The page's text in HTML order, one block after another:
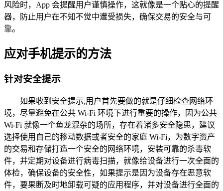
风险时，App 会提醒用户谨慎操作，这就像是一个贴心的提醒
器，防止用户在不知不觉中遭受损失，确保交易的安全与可
靠。
应对手机提示的方法
针对安全提示
如果收到安全提示,用户首先要做的就是仔细检查网络环
境，尽量避免在公共 Wi-Fi 环境下进行重要的操作，因为公共
Wi-Fi 就像一个鱼龙混杂的场所，存在着诸多安全隐患，建议
选择使用自己的移动数据或者安全的家庭 Wi-Fi，为数字资产
的交易和存储打造一个安全的网络环境，安装可靠的杀毒软
件，并定期对设备进行病毒扫描，就像给设备进行一次全面的
体检，确保设备的安全性，如果提示是因为设备存在恶意软
件，要果断及时地卸载可疑的应用程序，并对设备进行全面的